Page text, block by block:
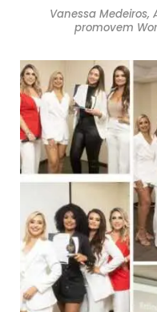
Vanessa Medeiros,
promovem